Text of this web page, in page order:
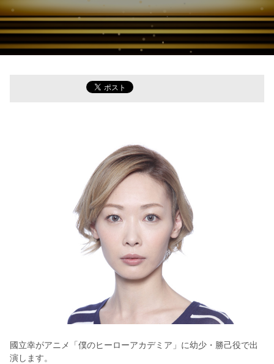
國立幸がアニメ「僕のヒーローアカデミア」に幼少・勝己役で出
演します。